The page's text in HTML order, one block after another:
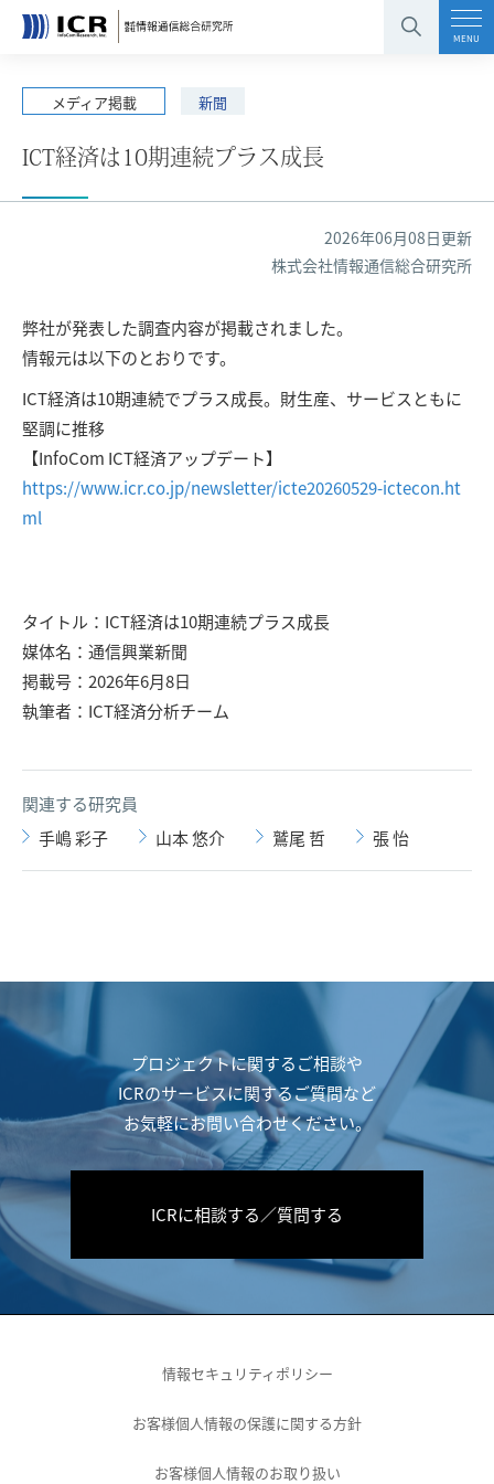
MENU
メディア掲載 新聞
ICT経済は10期連続プラス成長
2026年06月08日更新
株式会社情報通信総合研究所
弊社が発表した調査内容が掲載されました。
情報元は以下のとおりです。
ICT経済は10期連続でプラス成長。財生産、サービスともに
堅調に推移
【InfoCom ICT経済アップデート】
https://www.icr.co.jp/newsletter/icte20260529-ictecon.ht
ml
タイトル：ICT経済は10期連続プラス成長
媒体名：通信興業新聞
掲載号：2026年6月8日
執筆者：ICT経済分析チーム
関連する研究員
手嶋 彩子
山本 悠介 鷲尾 哲 張 怡
プロジェクトに関するご相談や
ICRのサービスに関するご質問など
お気軽にお問い合わせください。
ICRに相談する／質問する
情報セキュリティポリシー
お客様個人情報の保護に関する方針
お客様個人情報のお取り扱い